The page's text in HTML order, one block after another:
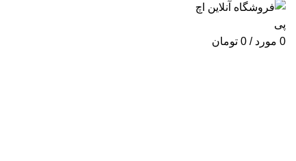
0 مورد /
0 تومان